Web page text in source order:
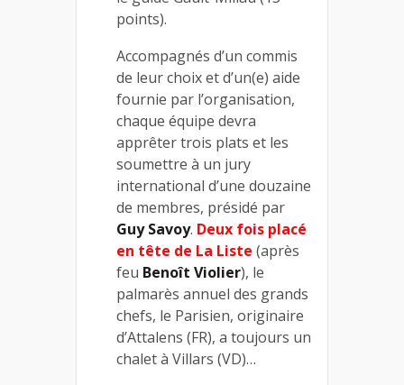
points).
Accompagnés d’un commis
de leur choix et d’un(e) aide
fournie par l’organisation,
chaque équipe devra
apprêter trois plats et les
soumettre à un jury
international d’une douzaine
de membres, présidé par
Guy Savoy. Deux fois placé
en tête de La Liste (après
feu Benoît Violier), le
palmarès annuel des grands
chefs, le Parisien, originaire
d’Attalens (FR), a toujours un
chalet à Villars (VD)…